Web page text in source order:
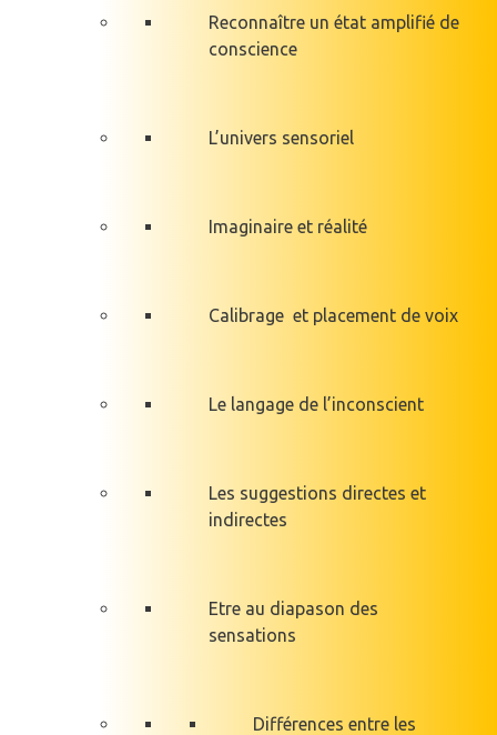
Reconnaître un état amplifié de
conscience
L’univers sensoriel
Imaginaire et réalité
Calibrage et placement de voix
Le langage de l’inconscient
Les suggestions directes et
indirectes
Etre au diapason des
sensations
Différences entre les